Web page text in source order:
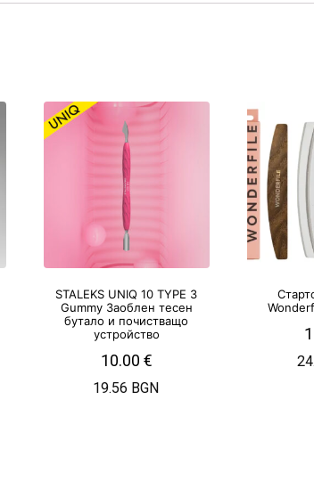
STALEKS UNIQ 10 TYPE 3
Gummy Заоблен тесен
бутало и почистващо
устройство
10.00 €
19.56 BGN